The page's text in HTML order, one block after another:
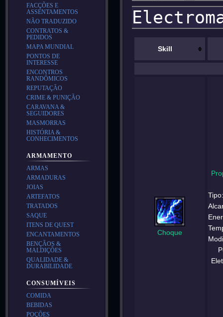
Skill
Choque
Tipo:
FACÇÕES E
ASSENTAMENTOS
NÃO TRADUZIDO
CONTRATOS &
PEDIDOS
MAPA MUNDIAL
PONTOS DE
INTERESSE
ENCONTROS
RANDÔMICOS
REPUTAÇÃO
CRIME & PUNIÇÃO
CARAVANA &
SEGUIDORES
MASMORRAS
HISTÓRIA &
CONHECIMENTOS
ARMAMENTO
ARMAS
ARMADURAS
JOIAS
ARTEFATOS
TRATADOS
SAQUE
ITENS DE QUEST
ENCANTAMENTOS
BENÇÃOS &
MALDIÇÕES
QUALIDADE &
DURABILIDADE
CONSUMÍVEIS
COMIDA
BEBIDAS
POÇÕES